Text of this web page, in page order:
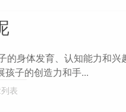
身体发育、认知能力和兴
孩子的创造力和手...
表